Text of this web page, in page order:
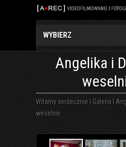
WYBIERZ
Angelika i
Witamy serdecznie | Galeria |
weselnie